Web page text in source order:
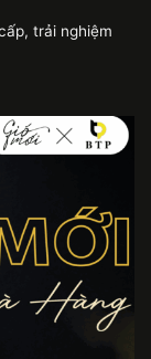
trải nghiệm